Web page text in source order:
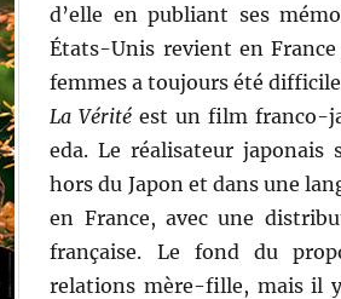
d’elle en publiant ses
États-Unis revient en
femmes a toujours été
La Vérité est un film franco-
eda. Le réalisateur
hors du Japon et dans une
en France, avec une
française. Le fond du
relations mère-fille, mais il